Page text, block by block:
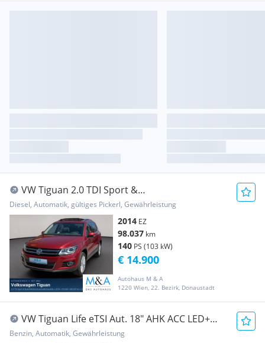
VW Tiguan 2.0 TDI Sport &
Style/4Motion/Automatik/Garantie
Diesel, Automatik, gültiges Pickerl, Gewährleistung
2014 EZ
98.037 km
140 PS (103 kW)
Autohaus M & A
1220 Wien, 22. Bezirk, Donaustadt
€ 14.900
VW Tiguan Life eTSI Aut. 18" AHK ACC LED+
WINTER D...
Benzin, Automatik, Gewährleistung